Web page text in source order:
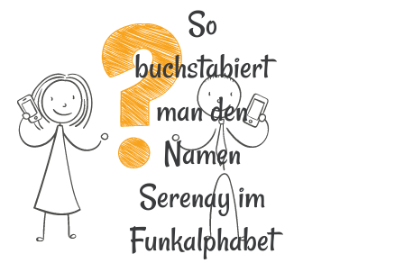
So
buchstabiert
man den
Namen
Serenay im
Funkalphabet